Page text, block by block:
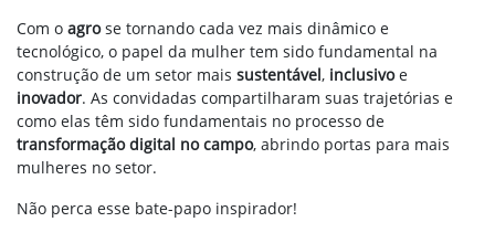
Com o agrose tornando cada vez mais dinâmico e
tecnológico, o papel da mulher tem sido fundamental na
construção de um setor mais sustentável, inclusivoe
inovador. As convidadas compartilharam suas trajetórias e
como elas têm sido fundamentais no processo de
transformação digital no campo, abrindo portas para mais
mulheres no setor.
Não perca esse bate-papo inspirador!